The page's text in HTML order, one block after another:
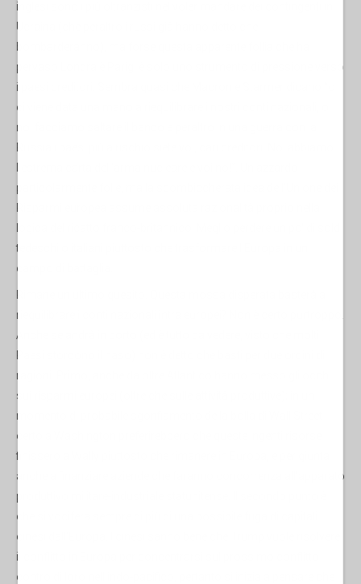
inglesi sono i più oltranzisti nel voler mandare dei contingenti in
Ucraina (che peraltro i russi già hanno detto che
pervaso Londra è Parigi è solo uno strumento di pressione verso
i paesi creditori. Sembra quasi che Macron e Starmer dicano “o
ci viene data una mano a riequilibrare i nostri conti nazionali, o
noi facciamo saltare il banco e peraltro in una guerra con la
particolarmente folle, ma la scombiccherata idea dell'Unione dei
tedeschi o italiani piuttosto che trasformare l'Europa in un
campo di battaglia.
riequilibrare i conti nazionali intra europei? Non è certo purtroppo.
Anche se andrà in porto (ed è tutto da vedere, visto che molti
ragioni. Primo, anche da oltre Atlantico hanno messo gli occhi
sui risparmi europei (oltre che sulle attività produttive); in un
momento di probabile sgonfiamento della bolla di Wall Street
certo a Washington preferirebbero che queste ingenti risorse
finissero a Wally piuttosto che rimanere in Europa, e per giunta
anche a finanziare aziende che faranno concorrenza all'apparato
produttivo militare-industriale statunitense. Il secondo punto è
che si vocifera sempre di più di una possibile fuga di capitali
cinesi dall'Europa. I cinesi sanno bene che Trump vuole risolvere
il conflitto in Europa per concentrarsi sul prossimo conflitto
contro di loro nell'indo-pacifico, pertanto si inizia a pensare che